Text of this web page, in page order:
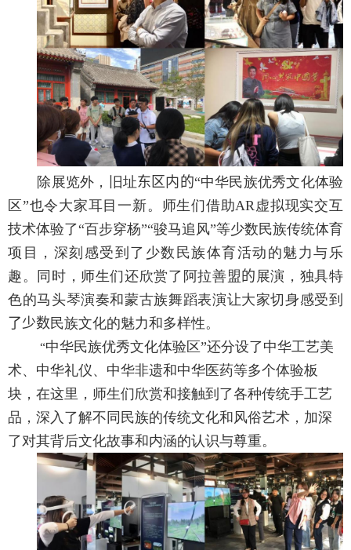
除展览外，旧址东区内的“中华民族优秀文化体验
区”也令大家耳目一新。师生们借助AR虚拟现实交互
技术体验了“百步穿杨”“骏马追风”等少数民族传统体育
项目，深刻感受到了少数民族体育活动的魅力与乐
趣。同时，师生们还欣赏了阿拉善盟 的 展演，独具特
色的马头琴演奏和蒙古族舞蹈表演让大家切身感受到
了少数民族文化的魅力和多样性。
“中华民族优秀文化体验区”还分设了中华工艺美
术、中华礼仪、中华非遗和中华医药等多个体验板
块，在这里，师生们欣赏和接触到了各种传统手工艺
品，深入了解不同民族的传统文化和风俗艺术，加深
了对其背后文化故事和内涵的认识与尊重。